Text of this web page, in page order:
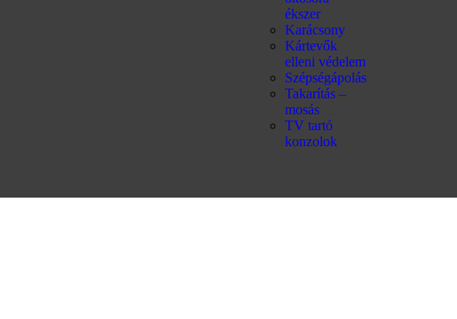
ékszer
Karácsony
Kártevők
elleni védelem
Szépségápolás
Takarítás –
mosás
TV tartó
konzolok